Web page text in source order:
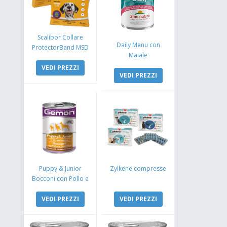
Scalibor Collare
ProtectorBand MSD
VEDI PREZZI
Daily Menu con
Maiale
VEDI PREZZI
Puppy & Junior
Bocconi con Pollo e
VEDI PREZZI
Zylkene compresse
VEDI PREZZI